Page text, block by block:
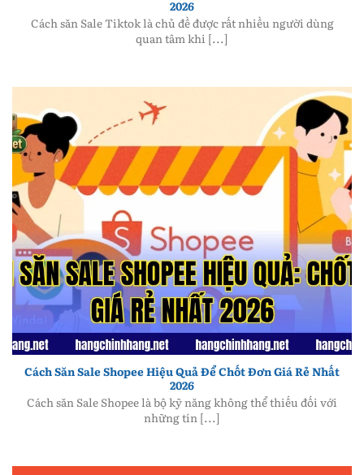
2026
Cách săn Sale Tiktok là chủ đề được rất nhiều người dùng
quan tâm khi [...]
Cách Săn Sale Shopee Hiệu Quả: Chốt Đơn Giá Rẻ Nhất
2026
Cách Săn Sale Shopee Hiệu Quả Để Chốt Đơn Giá Rẻ Nhất
2026
Cách săn Sale Shopee là bộ kỹ năng không thể thiếu đối với
những tín [...]